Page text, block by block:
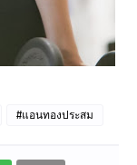
#แอนทองประสม